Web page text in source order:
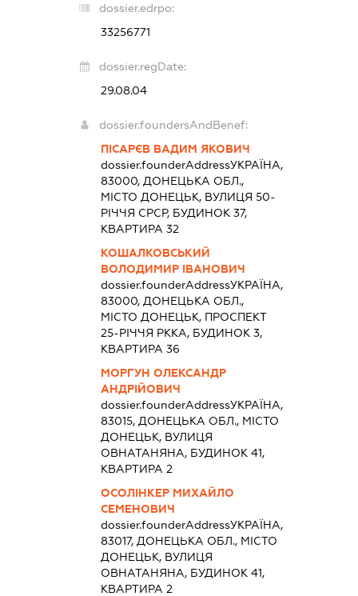
dossier.edrpo:
33256771
dossier.regDate:
29.08.04
dossier.foundersAndBenef:
ПІСАРЄВ ВАДИМ ЯКОВИЧ
dossier.founderAddressУКРАЇНА,
83000, ДОНЕЦЬКА ОБЛ.,
МІСТО ДОНЕЦЬК, ВУЛИЦЯ 50-
РІЧЧЯ СРСР, БУДИНОК 37,
КВАРТИРА 32
КОШАЛКОВСЬКИЙ
ВОЛОДИМИР ІВАНОВИЧ
dossier.founderAddressУКРАЇНА,
83000, ДОНЕЦЬКА ОБЛ.,
МІСТО ДОНЕЦЬК, ПРОСПЕКТ
25-РІЧЧЯ РККА, БУДИНОК 3,
КВАРТИРА 36
МОРГУН ОЛЕКСАНДР
АНДРІЙОВИЧ
dossier.founderAddressУКРАЇНА,
83015, ДОНЕЦЬКА ОБЛ., МІСТО
ДОНЕЦЬК, ВУЛИЦЯ
ОВНАТАНЯНА, БУДИНОК 41,
КВАРТИРА 2
ОСОЛІНКЕР МИХАЙЛО
СЕМЕНОВИЧ
dossier.founderAddressУКРАЇНА,
83017, ДОНЕЦЬКА ОБЛ., МІСТО
ДОНЕЦЬК, ВУЛИЦЯ
ОВНАТАНЯНА, БУДИНОК 41,
КВАРТИРА 2